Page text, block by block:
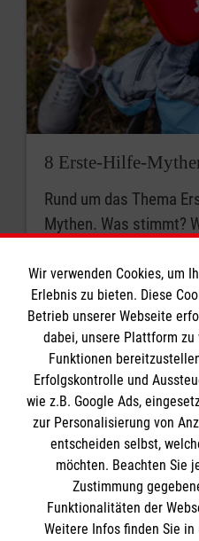
8 Erste-Hilfe-
Rund um das Thema
Mythen. Was stimmt?
Wir verwenden Cookies, um
Erlebnis zu bieten. Diese
Betrieb unserer Webseite
dabei, unsere Plattform
Funktionen
Erfolgskontrolle und
wie z.B. Google Ads,
zur Personalisierung von
entscheiden selbst,
möchten. Beachten Sie
Zustimmung
Funktionalitäten der
Weitere Infos finden Sie